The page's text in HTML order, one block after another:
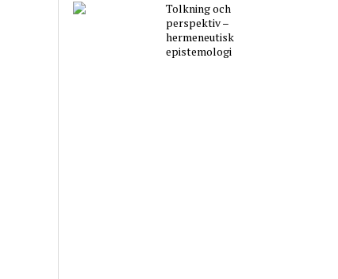
Tolkning och
perspektiv –
hermeneutisk
epistemologi